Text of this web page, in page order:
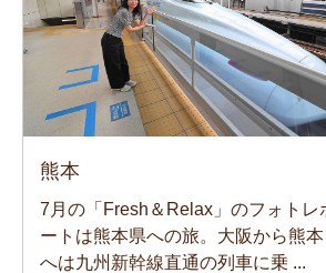
熊本
7月の「Fresh＆Relax」のフォトレ
ートは熊本県への旅。大阪から熊本
へは九州新幹線直通の列車に乗 ...